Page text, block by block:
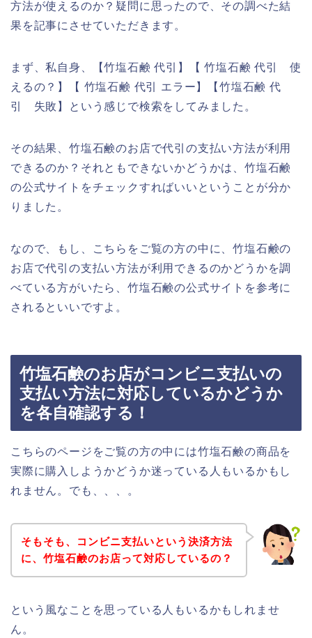
方法が使えるのか？疑問に思ったので、その調べた結
果を記事にさせていただきます。
まず、私自身、【竹塩石鹸 代引】【 竹塩石鹸 代引 使
えるの？】【 竹塩石鹸 代引 エラー】【竹塩石鹸 代
引 失敗】という感じで検索をしてみました。
その結果、竹塩石鹸のお店で代引の支払い方法が利用
できるのか？それともできないかどうかは、竹塩石鹸
の公式サイトをチェックすればいいということが分か
りました。
なので、もし、こちらをご覧の方の中に、竹塩石鹸の
お店で代引の支払い方法が利用できるのかどうかを調
べている方がいたら、竹塩石鹸の公式サイトを参考に
されるといいですよ。
竹塩石鹸のお店がコンビニ支払いの
支払い方法に対応しているかどうか
を各自確認する！
こちらのページをご覧の方の中には竹塩石鹸の商品を
実際に購入しようかどうか迷っている人もいるかもし
れません。でも、、、。
そもそも、コンビニ支払いという決済方法
に、竹塩石鹸のお店って対応しているの？
という風なことを思っている人もいるかもしれませ
ん。